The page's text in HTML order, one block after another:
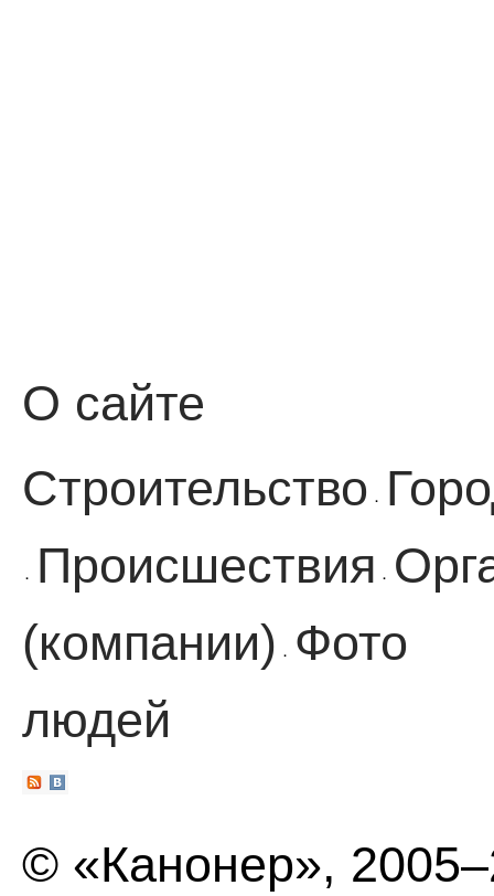
О сайте
Строительство ·
· Происшествия ·
(компании)
·
Фото
людей
© «Канонер»,